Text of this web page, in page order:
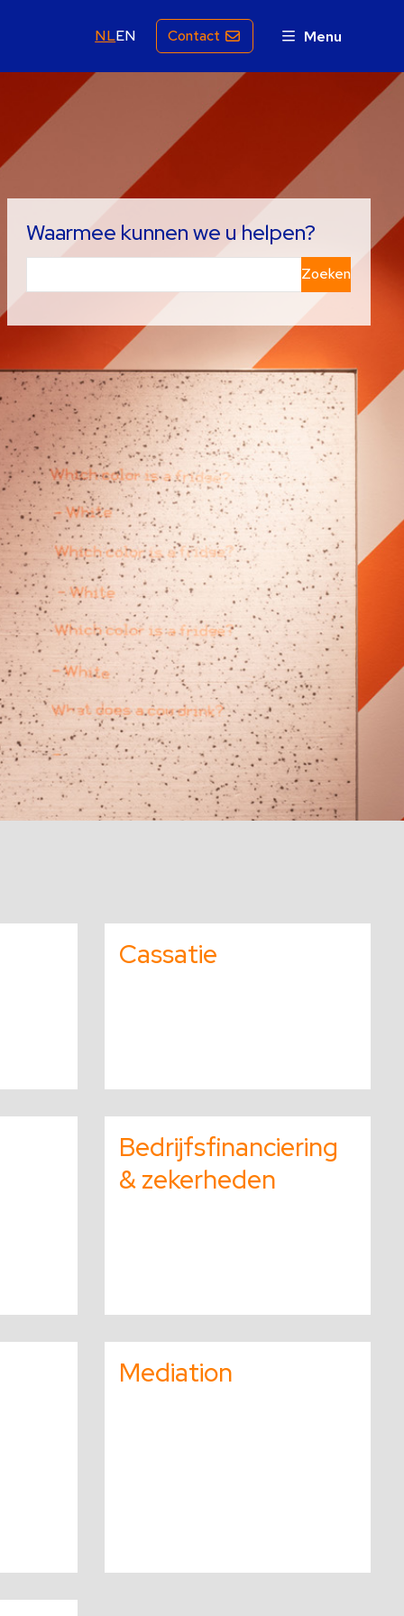
NLEN Contact Menu
Waarmee kunnen we u helpen?
Zoeken
Cassatie
meer
overBedrijfsfinanciering
& zekerheden
meer
overMediation